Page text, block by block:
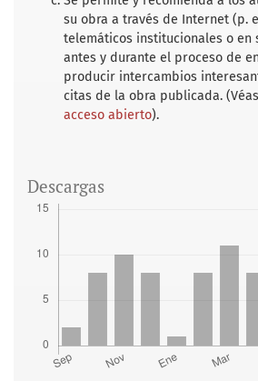
su obra a través de Internet (p.
telemáticos institucionales o en
antes y durante el proceso de
producir intercambios
citas de la obra publicada.
acceso abierto).
Descargas